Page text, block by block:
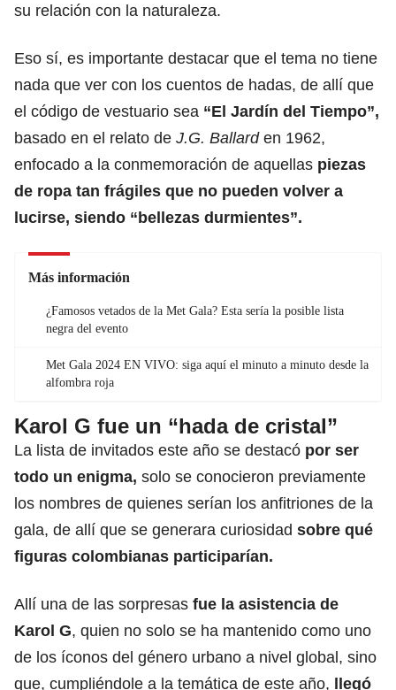
su relación con la naturaleza.
Eso sí, es importante destacar que el tema no tiene
nada que ver con los cuentos de hadas, de allí que
el código de vestuario sea “El Jardín del Tiempo”,
basado en el relato de J.G. Ballarden 1962,
enfocado a la conmemoración de aquellas piezas
de ropa tan frágiles que no pueden volver a
lucirse, siendo “bellezas durmientes”.
Más información
¿Famosos vetados de la Met Gala? Esta sería la posible lista
negra del evento
Met Gala 2024 EN VIVO: siga aquí el minuto a minuto desde la
alfombra roja
Karol G fue un “hada de cristal”
La lista de invitados este año se destacó por ser
todo un enigma, solo se conocieron previamente
los nombres de quienes serían los anfitriones de la
gala, de allí que se generara curiosidad sobre qué
figuras colombianas participarían.
Allí una de las sorpresas fue la asistencia de
Karol G, quien no solo se ha mantenido como uno
de los íconos del género urbano a nivel global, sino
que, cumpliéndole a la temática de este año, llegó